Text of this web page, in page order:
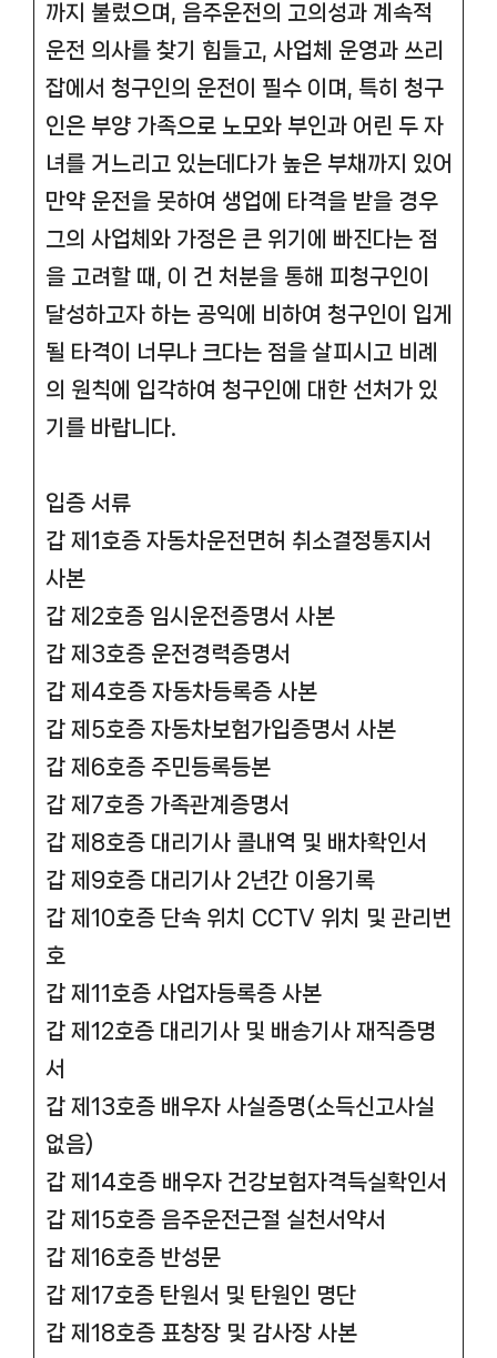
까지 불렀으며, 음주운전의 고의성과 계속적
운전 의사를 찾기 힘들고, 사업체 운영과 쓰리
잡에서 청구인의 운전이 필수 이며, 특히 청구
인은 부양 가족으로 노모와 부인과 어린 두 자
녀를 거느리고 있는데다가 높은 부채까지 있어
만약 운전을 못하여 생업에 타격을 받을 경우
그의 사업체와 가정은 큰 위기에 빠진다는 점
을 고려할 때, 이 건 처분을 통해 피청구인이
달성하고자 하는 공익에 비하여 청구인이 입게
될 타격이 너무나 크다는 점을 살피시고 비례
의 원칙에 입각하여 청구인에 대한 선처가 있
기를 바랍니다.
입증 서류
갑 제1호증 자동차운전면허 취소결정통지서
사본
갑 제2호증 임시운전증명서 사본
갑 제3호증 운전경력증명서
갑 제4호증 자동차등록증 사본
갑 제5호증 자동차보험가입증명서 사본
갑 제6호증 주민등록등본
갑 제7호증 가족관계증명서
갑 제8호증 대리기사 콜내역 및 배차확인서
갑 제9호증 대리기사 2년간 이용기록
갑 제10호증 단속 위치 CCTV 위치 및 관리번
호
갑 제11호증 사업자등록증 사본
갑 제12호증 대리기사 및 배송기사 재직증명
서
갑 제13호증 배우자 사실증명(소득신고사실
없음)
갑 제14호증 배우자 건강보험자격득실확인서
갑 제15호증 음주운전근절 실천서약서
갑 제16호증 반성문
갑 제17호증 탄원서 및 탄원인 명단
갑 제18호증 표창장 및 감사장 사본